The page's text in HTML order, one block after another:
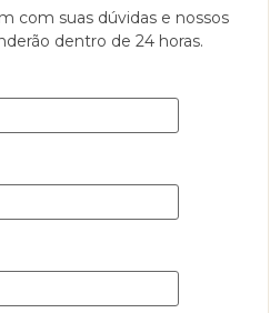
com suas dúvidas e nossos
dentro de 24 horas.